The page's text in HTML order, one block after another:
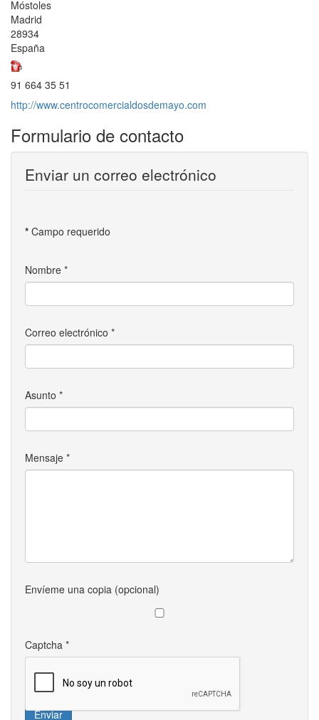
Móstoles
Madrid
28934
España
91 664 35 51
http://www.centrocomercialdosdemayo.com
Formulario de contacto
Enviar un correo electrónico
* Campo requerido
Nombre *
Correo electrónico *
Asunto *
Mensaje *
Envíeme una copia (opcional)
Captcha *
Enviar